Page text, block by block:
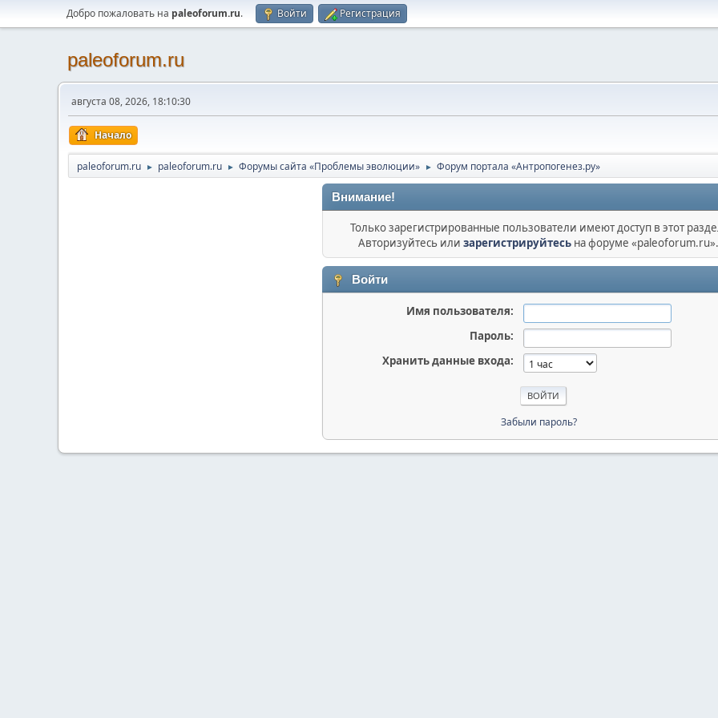
Добро пожаловать на paleoforum.ru. Войти Регистрация
paleoforum.ru
августа 08, 2026, 18:10:30
Начало
paleoforum.ru ► paleoforum.ru ► Форумы сайта «Проблемы эволюции» ► Форум портала «Антропогенез.ру»
Внимание!
Только зарегистрированные пользователи имеют доступ в этот
Авторизуйтесь или зарегистрируйтесь на форуме «paleoforum.ru».
Войти
Имя пользователя:
Пароль:
Хранить данные входа:
Забыли пароль?